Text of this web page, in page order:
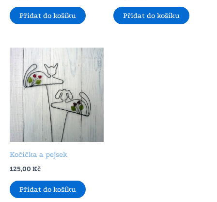
Přidat do košíku Přidat do košíku
Kočička a pejsek
125,00 Kč
Přidat do košíku